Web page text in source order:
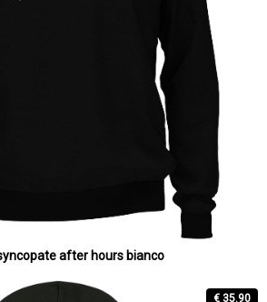
after hours bianco
€ 35.90